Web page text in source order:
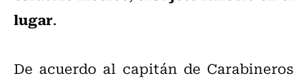
lugar.
De acuerdo al capitán de Carabineros